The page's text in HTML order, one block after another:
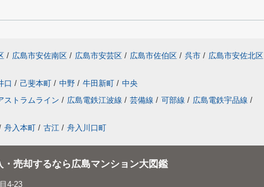
/ 広島市安佐南区 / 広島市安芸区 / 広島市佐伯区 / 呉市 / 広島市安佐北区
口 / 己斐本町 / 中野 / 牛田新町 / 中央
ストラムライン / 広島電鉄江波線 / 芸備線 / 可部線 / 広島電鉄宇品線 /
舟入本町 / 古江 / 舟入川口町
売却するなら広島マンション大図鑑
4-23